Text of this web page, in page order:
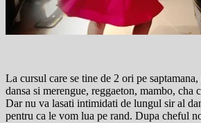
La cursul care se tine de 2 ori pe
dansa si merengue, reggaeton, mambo, cha
Dar nu va lasati intimidati de lungul sir al
pentru ca le vom lua pe rand. Dupa cheful